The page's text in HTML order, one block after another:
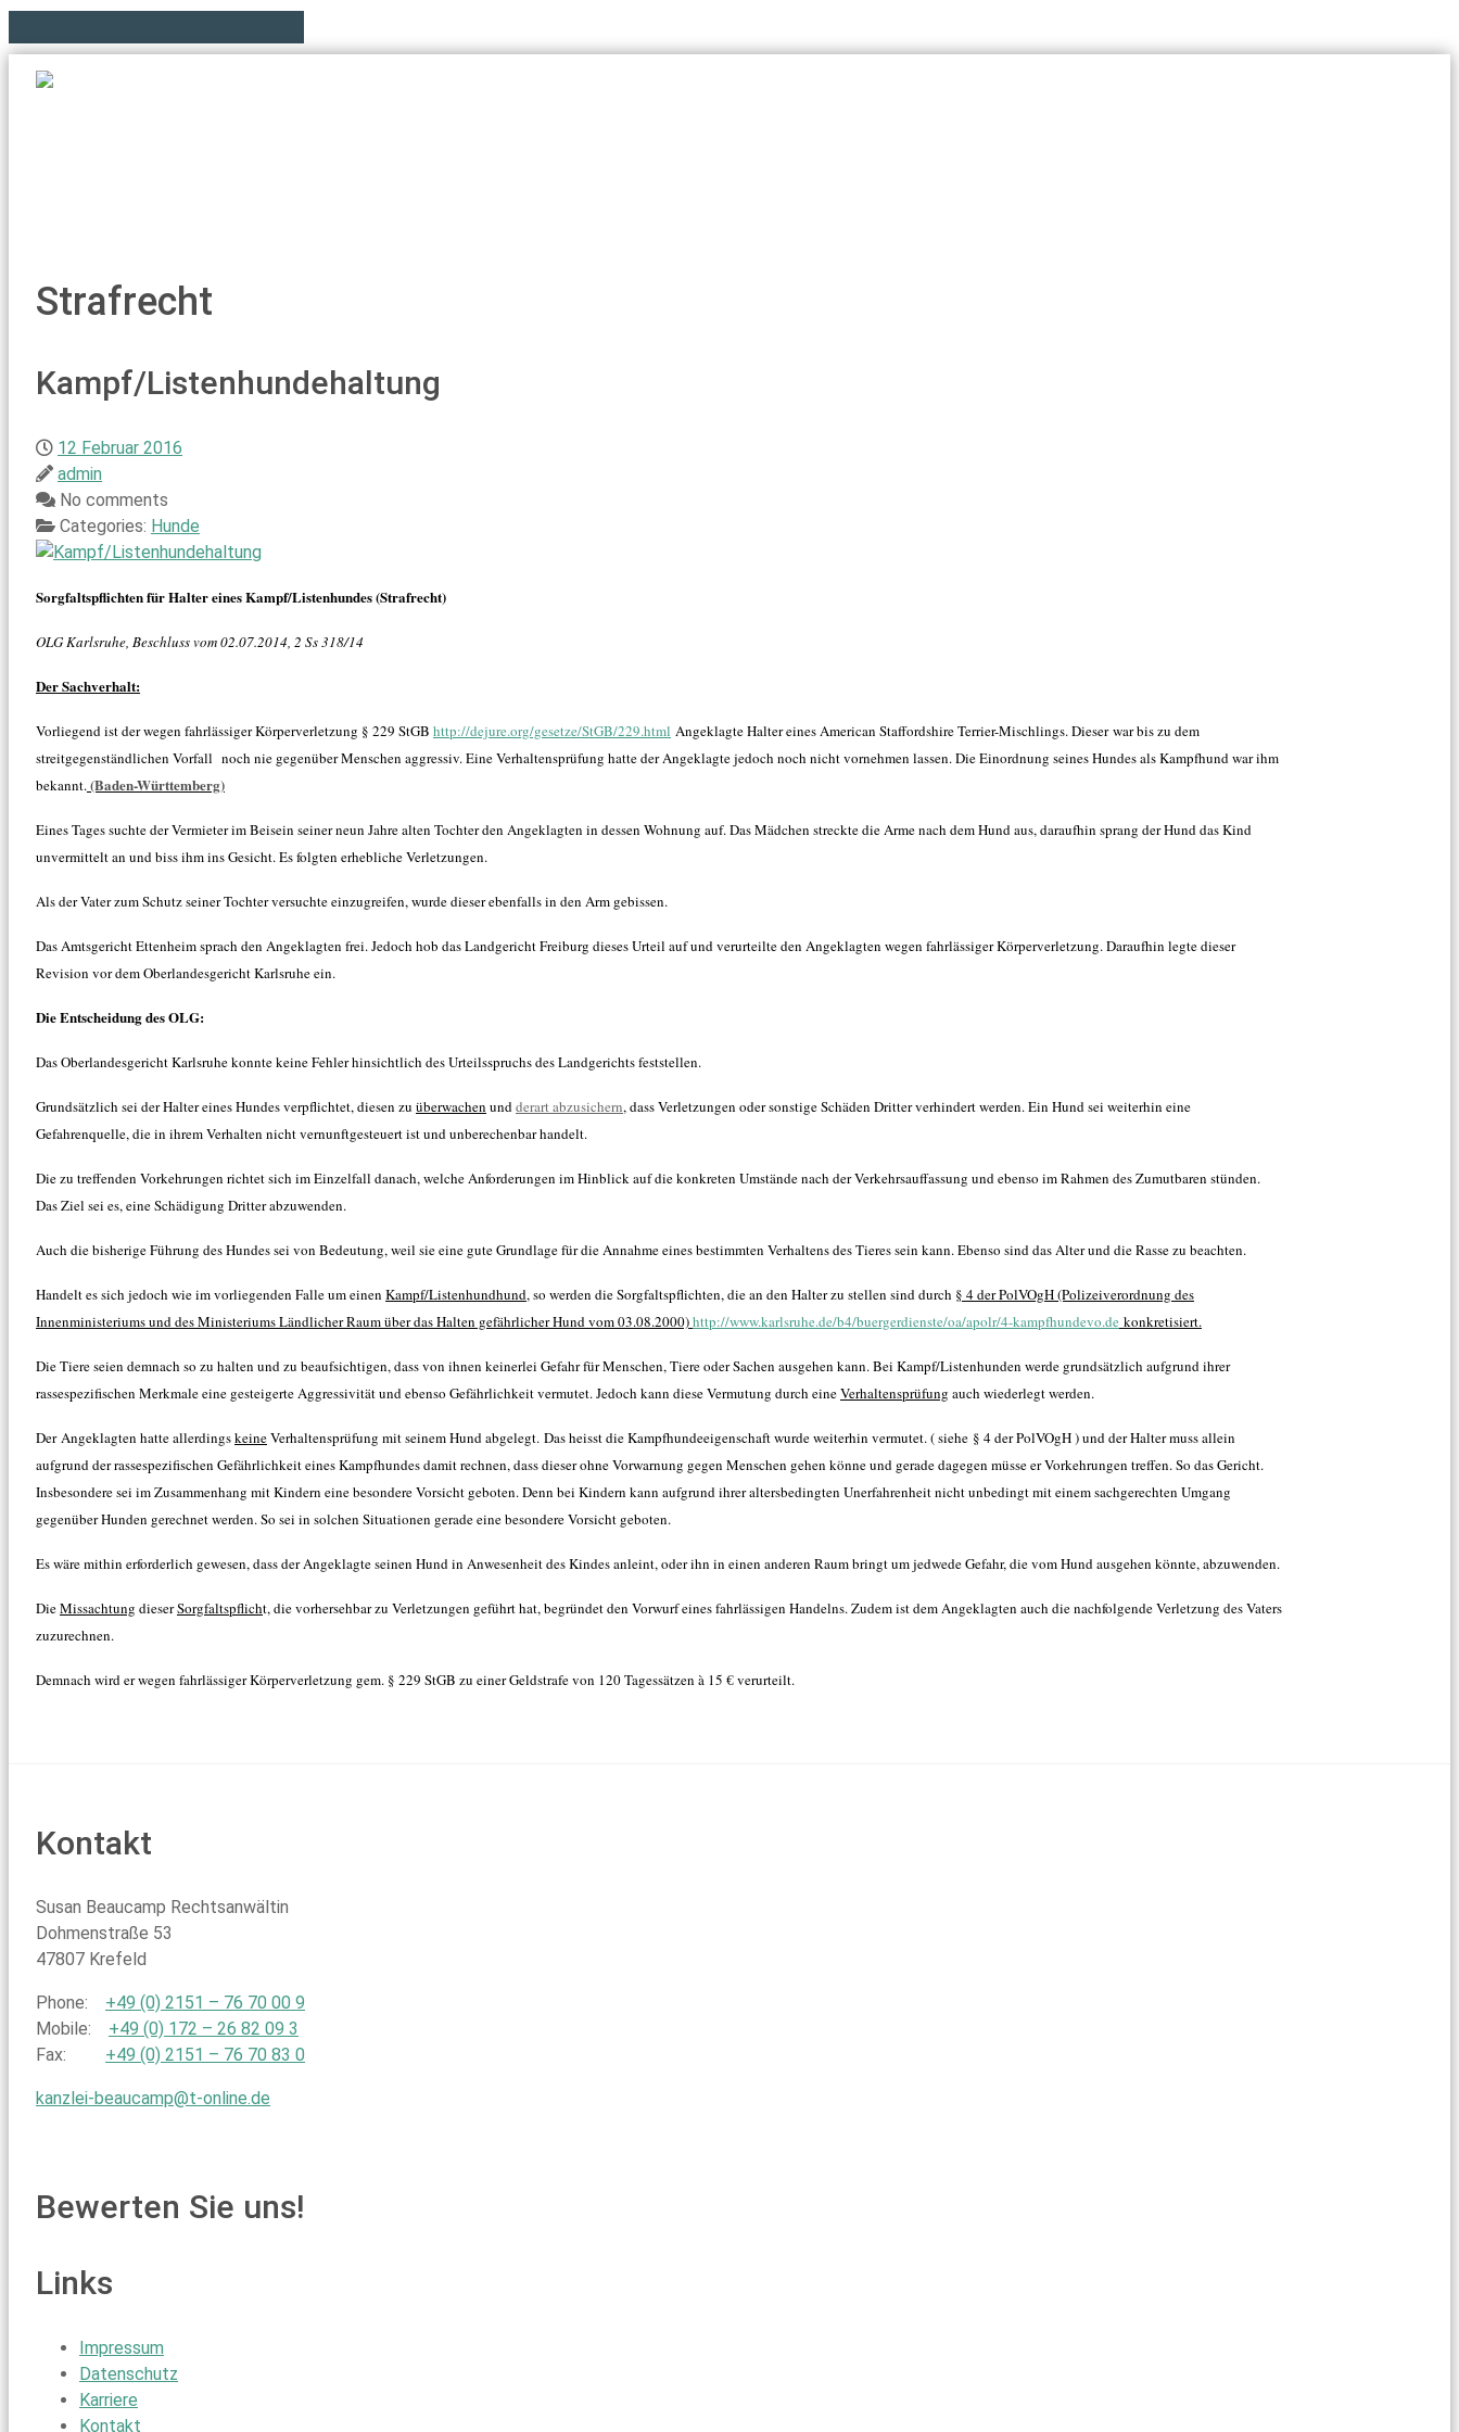
Strafrecht
Kampf/Listenhundehaltung
12 Februar 2016
admin
No comments
Categories: Hunde
Sorgfaltspflichten für Halter eines Kampf/Listenhundes (Strafrecht)
OLG Karlsruhe, Beschluss vom 02.07.2014, 2 Ss 318/14
Der Sachverhalt:
Vorliegend ist der wegen fahrlässiger Körperverletzung § 229 StGB http://dejure.org/gesetze/StGB/229.html Angeklagte Halter eines American Staffordshire Terrier-Mischlings. Dieser war bis zu dem
streitgegenständlichen Vorfall noch nie gegenüber Menschen aggressiv. Eine Verhaltensprüfung hatte der Angeklagte jedoch noch nicht vornehmen lassen. Die Einordnung seines Hundes als Kampfhund war ihm
bekannt. (Baden-Württemberg)
Eines Tages suchte der Vermieter im Beisein seiner neun Jahre alten Tochter den Angeklagten in dessen Wohnung auf. Das Mädchen streckte die Arme nach dem Hund aus, daraufhin sprang der Hund das Kind
unvermittelt an und biss ihm ins Gesicht. Es folgten erhebliche Verletzungen.
Als der Vater zum Schutz seiner Tochter versuchte einzugreifen, wurde dieser ebenfalls in den Arm gebissen.
Das Amtsgericht Ettenheim sprach den Angeklagten frei. Jedoch hob das Landgericht Freiburg dieses Urteil auf und verurteilte den Angeklagten wegen fahrlässiger Körperverletzung. Daraufhin legte dieser
Revision vor dem Oberlandesgericht Karlsruhe ein.
Die Entscheidung des OLG:
Das Oberlandesgericht Karlsruhe konnte keine Fehler hinsichtlich des Urteilsspruchs des Landgerichts feststellen.
Grundsätzlich sei der Halter eines Hundes verpflichtet, diesen zu überwachen und derart abzusichern, dass Verletzungen oder sonstige Schäden Dritter verhindert werden. Ein Hund sei weiterhin eine
Gefahrenquelle, die in ihrem Verhalten nicht vernunftgesteuert ist und unberechenbar handelt.
Die zu treffenden Vorkehrungen richtet sich im Einzelfall danach, welche Anforderungen im Hinblick auf die konkreten Umstände nach der Verkehrsauffassung und ebenso im Rahmen des Zumutbaren stünden.
Das Ziel sei es, eine Schädigung Dritter abzuwenden.
Auch die bisherige Führung des Hundes sei von Bedeutung, weil sie eine gute Grundlage für die Annahme eines bestimmten Verhaltens des Tieres sein kann. Ebenso sind das Alter und die Rasse zu beachten.
Handelt es sich jedoch wie im vorliegenden Falle um einen Kampf/Listenhundhund, so werden die Sorgfaltspflichten, die an den Halter zu stellen sind durch § 4 der PolVOgH (Polizeiverordnung des
Innenministeriums und des Ministeriums Ländlicher Raum über das Halten gefährlicher Hund vom 03.08.2000)http://www.karlsruhe.de/b4/buergerdienste/oa/apolr/4-kampfhundevo.de konkretisiert.
Die Tiere seien demnach so zu halten und zu beaufsichtigen, dass von ihnen keinerlei Gefahr für Menschen, Tiere oder Sachen ausgehen kann. Bei Kampf/Listenhunden werde grundsätzlich aufgrund ihrer
rassespezifischen Merkmale eine gesteigerte Aggressivität und ebenso Gefährlichkeit vermutet. Jedoch kann diese Vermutung durch eineVerhaltensprüfung auch wiederlegt werden.
Der Angeklagten hatte allerdingskeineVerhaltensprüfung mit seinem Hund abgelegt. Das heisst die Kampfhundeeigenschaft wurde weiterhin vermutet. ( siehe § 4 der PolVOgH ) und der Halter muss allein
aufgrund der rassespezifischen Gefährlichkeit eines Kampfhundes damit rechnen, dass dieser ohne Vorwarnung gegen Menschen gehen könne und gerade dagegen müsse er Vorkehrungen treffen. So das Gericht.
Insbesondere sei im Zusammenhang mit Kindern eine besondere Vorsicht geboten. Denn bei Kindern kann aufgrund ihrer altersbedingten Unerfahrenheit nicht unbedingt mit einem sachgerechten Umgang
gegenüber Hunden gerechnet werden. So sei in solchen Situationen gerade eine besondere Vorsicht geboten.
Es wäre mithin erforderlich gewesen, dass der Angeklagte seinen Hund in Anwesenheit des Kindes anleint, oder ihn in einen anderen Raum bringt um jedwede Gefahr, die vom Hund ausgehen könnte, abzuwenden.
DieMissachtung dieserSorgfaltspflicht, die vorhersehbar zu Verletzungen geführt hat, begründet den Vorwurf eines fahrlässigen Handelns. Zudem ist dem Angeklagten auch die nachfolgende Verletzung des Vaters
zuzurechnen.
Demnach wird er wegen fahrlässiger Körperverletzung gem. § 229 StGB zu einer Geldstrafe von 120 Tagessätzen à 15 € verurteilt.
Kontakt
Susan Beaucamp Rechtsanwältin
Dohmenstraße 53
47807 Krefeld
Phone: +49 (0) 2151 – 76 70 00 9
Mobile: +49 (0) 172 – 26 82 09 3
Fax: +49 (0) 2151 – 76 70 83 0
kanzlei-beaucamp@t-online.de
Bewerten Sie uns!
Links
Impressum
Datenschutz
Karriere
Kontakt